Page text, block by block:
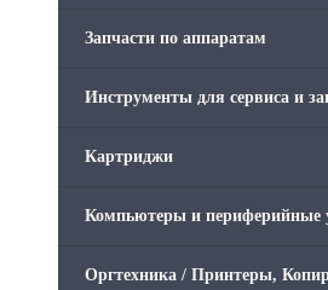
Запчасти по аппаратам
Инструменты для сервиса и
Картриджи
Компьютеры и периферийные
Оргтехника / Принтеры,